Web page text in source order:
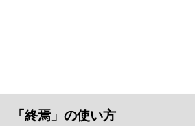
「終焉」の使い方